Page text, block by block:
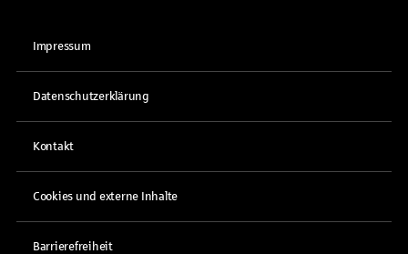
Impressum
Datenschutzerklärung
Kontakt
Cookies und externe Inhalte
Barrierefreiheit